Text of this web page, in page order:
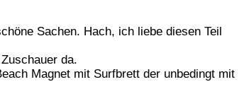
Sachen. Hach, ich liebe diesen Teil
da.
Magnet mit Surfbrett der unbedingt mit